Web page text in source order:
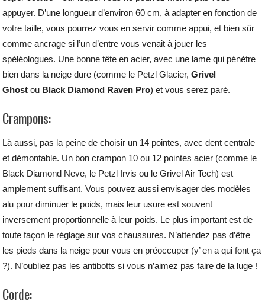
appuyer. D’une longueur d’environ 60 cm, à adapter en fonction de
votre taille, vous pourrez vous en servir comme appui, et bien sûr
comme ancrage si l’un d’entre vous venait à jouer les
spéléologues. Une bonne tête en acier, avec une lame qui pénètre
bien dans la neige dure (comme le Petzl Glacier,Grivel
Ghost ou Black Diamond Raven Pro) et vous serez paré.
Crampons:
Là aussi, pas la peine de choisir un 14 pointes, avec dent centrale
et démontable. Un bon crampon 10 ou 12 pointes acier (comme le
Black Diamond Neve, le Petzl Irvis ou le Grivel Air Tech) est
amplement suffisant. Vous pouvez aussi envisager des modèles
alu pour diminuer le poids, mais leur usure est souvent
inversement proportionnelle à leur poids. Le plus important est de
toute façon le réglage sur vos chaussures. N’attendez pas d’être
les pieds dans la neige pour vous en préoccuper (y’ en a qui font ça
?). N’oubliez pas les antibotts si vous n’aimez pas faire de la luge !
Corde: